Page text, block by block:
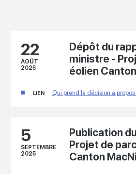
22
AOÛT
2025
Dépôt du
ministre -
éolien
LIEN Qui prend la décision à propos
5
SEPTEMBRE
2025
Publication
Projet de
Canton